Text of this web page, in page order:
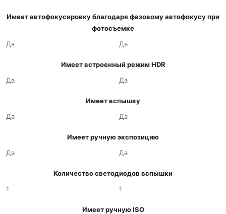
Имеет автофокусировку благодаря фазовому автофокусу при
фотосъемке
Да
Да
Имеет встроенный режим HDR
Да
Да
Имеет вспышку
Да
Да
Имеет ручную экспозицию
Да
Да
Количество светодиодов вспышки
1
1
Имеет ручную ISO